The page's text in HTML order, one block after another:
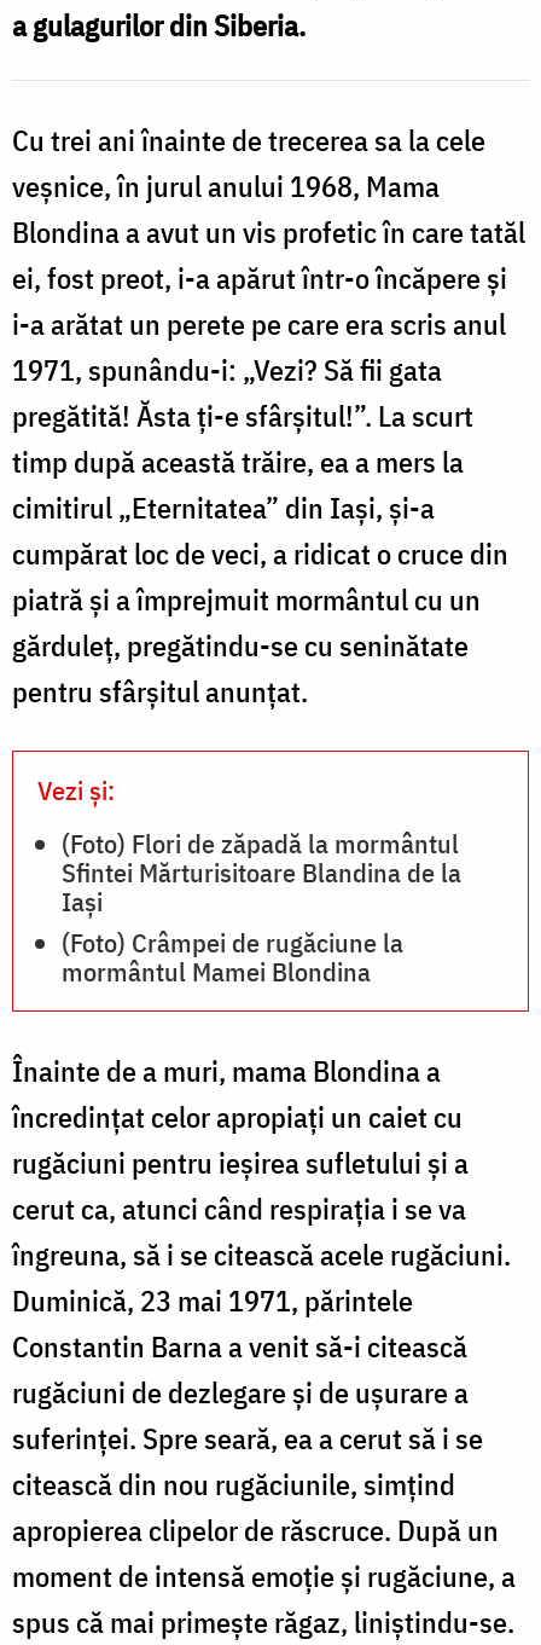
a gulagurilor din Siberia.
Cu trei ani înainte de trecerea sa la cele
veșnice, în jurul anului 1968, Mama
Blondina a avut un vis profetic în care tatăl
ei, fost preot, i-a apărut într-o încăpere și
i-a arătat un perete pe care era scris anul
1971, spunându-i: „Vezi? Să fii gata
pregătită! Ăsta ți-e sfârșitul!”. La scurt
timp după această trăire, ea a mers la
cimitirul „Eternitatea” din Iași, și-a
cumpărat loc de veci, a ridicat o cruce din
piatră și a împrejmuit mormântul cu un
gărduleț, pregătindu-se cu seninătate
pentru sfârșitul anunțat.
Vezi și:
(Foto) Flori de zăpadă la mormântul
Sfintei Mărturisitoare Blandina de la
Iași
(Foto) Crâmpei de rugăciune la
mormântul Mamei Blondina
Înainte de a muri, mama Blondina a
încredințat celor apropiați un caiet cu
rugăciuni pentru ieșirea sufletului și a
cerut ca, atunci când respirația i se va
îngreuna, să i se citească acele rugăciuni.
Duminică, 23 mai 1971, părintele
Constantin Barna a venit să-i citească
rugăciuni de dezlegare și de ușurare a
suferinței. Spre seară, ea a cerut să i se
citească din nou rugăciunile, simțind
apropierea clipelor de răscruce. După un
moment de intensă emoție și rugăciune, a
spus că mai primește răgaz, liniștindu-se.